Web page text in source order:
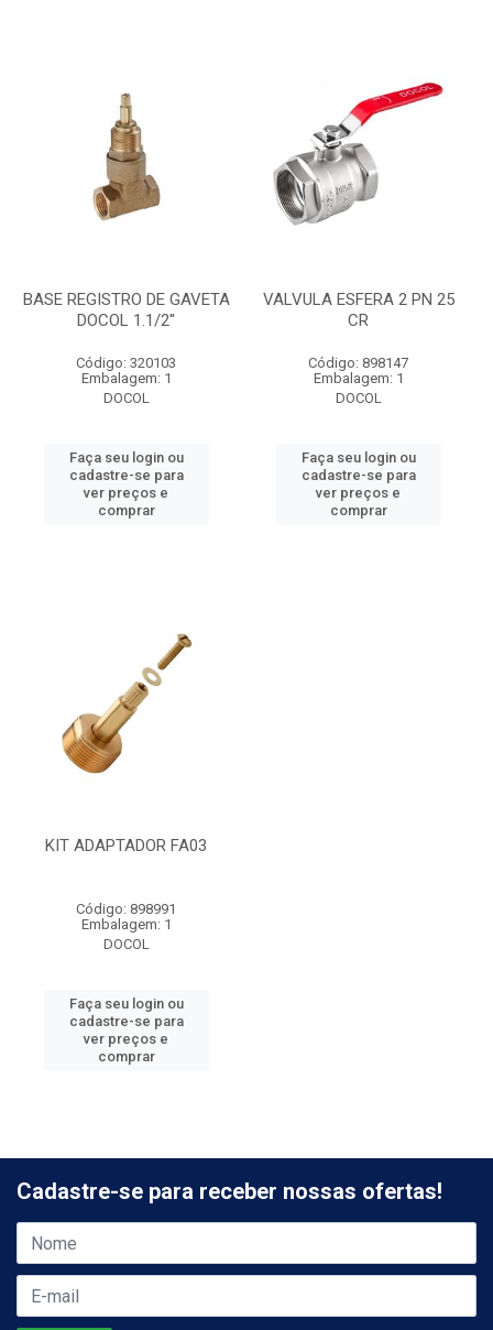
BASE REGISTRO DE GAVETA
DOCOL 1.1/2''
Código: 320103
Embalagem: 1
DOCOL
Faça seu login ou
cadastre-se para
ver preços e
comprar
VALVULA ESFERA 2 PN 25
CR
Código: 898147
Embalagem: 1
DOCOL
Faça seu login ou
cadastre-se para
ver preços e
comprar
KIT ADAPTADOR FA03
Código: 898991
Embalagem: 1
DOCOL
Faça seu login ou
cadastre-se para
ver preços e
comprar
Cadastre-se para receber nossas ofertas!